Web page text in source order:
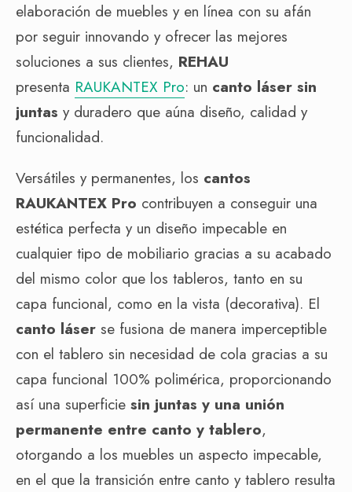
elaboración de muebles y en línea con su afán
por seguir innovando y ofrecer las mejores
soluciones a sus clientes, REHAU
presenta RAUKANTEX Pro: un canto láser sin
juntas y duradero que aúna diseño, calidad y
funcionalidad.
Versátiles y permanentes, los cantos
RAUKANTEX Pro contribuyen a conseguir una
estética perfecta y un diseño impecable en
cualquier tipo de mobiliario gracias a su acabado
del mismo color que los tableros, tanto en su
capa funcional, como en la vista (decorativa). El
canto láser se fusiona de manera imperceptible
con el tablero sin necesidad de cola gracias a su
capa funcional 100% polimérica, proporcionando
así una superficie sin juntas y una unión
permanente entre canto y tablero,
otorgando a los muebles un aspecto impecable,
en el que la transición entre canto y tablero resulta